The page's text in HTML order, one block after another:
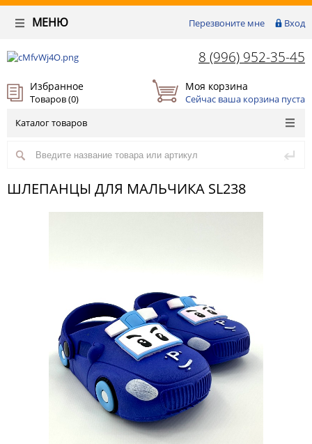
Перезвоните мне Вход
МЕНЮ
8 (996) 952-35-45
Избранное
Товаров (0)
Моя корзина
Сейчас ваша корзина пуста
Каталог товаров
ШЛЕПАНЦЫ ДЛЯ МАЛЬЧИКА SL238